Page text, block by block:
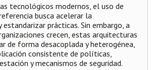
tecnológicos modernos, el uso de
busca acelerar la
prácticas. Sin embargo, a
crecen, estas arquitecturas
de forma desacoplada y heterogénea,
consistente de políticas,
y mecanismos de seguridad.